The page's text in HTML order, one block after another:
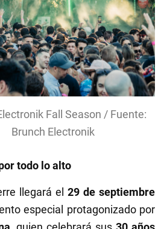
Fall Season / Fuente:
Brunch Electronik
todo lo alto
llegará el 29 de septiembre
especial protagonizado por